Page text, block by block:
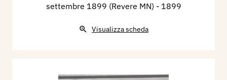
settembre 1899 (Revere MN) - 1899
Visualizza scheda